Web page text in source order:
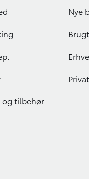
og tilbehør
Nye